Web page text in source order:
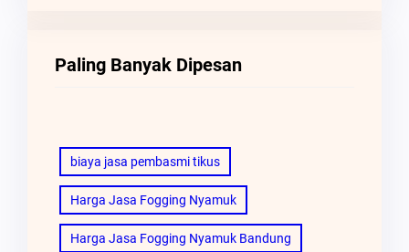
Paling Banyak Dipesan
biaya jasa pembasmi tikus
Harga Jasa Fogging Nyamuk
Harga Jasa Fogging Nyamuk Bandung